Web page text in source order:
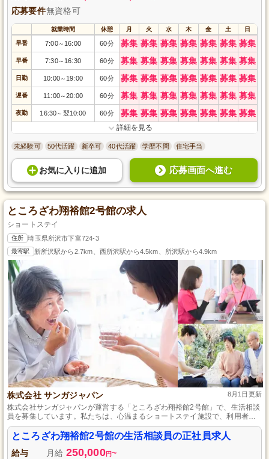
応募要件無資格可
就業時間 休憩 月 火 水 木 金 土 日
早番 7:00～ 16:00 60分 募集 募集 募集 募集 募集 募集 募集
早番 7:30～ 16:30 60分 募集 募集 募集 募集 募集 募集 募集
日勤 10:00～ 19:00 60分 募集 募集 募集 募集 募集 募集 募集
遅番 11:00～20:00 60分 募集 募集 募集 募集 募集 募集 募集
夜勤 16:30～ 翌10:00 60分 募集 募集 募集 募集 募集 募集 募集
詳細を見る
未経験可 50代活躍 新卒可 40代活躍 学歴不問 住宅手当
お気に入り に追加 応募画面へ進む
ところざわ翔裕館2号館の求人
ショートステイ
住所 埼玉県所沢市下富724-3
最寄駅 新所沢駅から2.7km、西所沢駅から4.5km、所沢駅から4.9km
株式会社 サンガジャパン 8月1日更新
株式会社サンガジャパンが運営する「ところざわ翔裕館2号館」で、生活相談
員を募集しています。私たちは、心温まるショートステイ施設で、利用者様
の日々をサポートする熱意ある正社員を求めています。経験や資格は不要で
す。利用者様とその家族の架け橋となり、一緒に幸せな時間を創り上げまし
ょう！興味のある方、ぜひご応募ください。
ところざわ翔裕館2号館の生活相談員の正社員求人
給与 月給 250,000円~